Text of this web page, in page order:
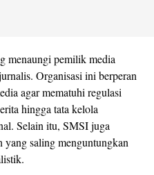
menaungi pemilik media
Organisasi ini berperan
agar mematuhi regulasi
hingga tata kelola
Selain itu, SMSI juga
yang saling menguntungkan